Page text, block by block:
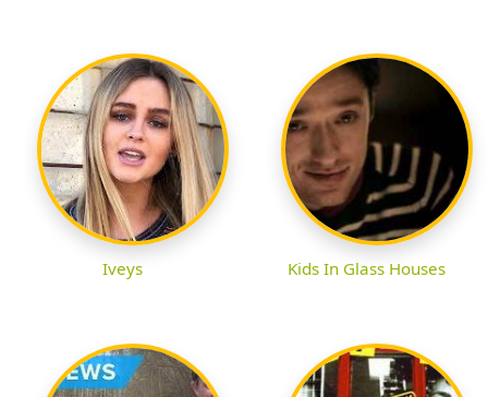
Iveys Kids In Glass Houses